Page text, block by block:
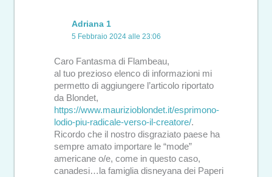
Adriana 1
5 Febbraio 2024 alle 23:06
Caro Fantasma di Flambeau,
al tuo prezioso elenco di informazioni mi
permetto di aggiungere l’articolo riportato
da Blondet,
https://www.maurizioblondet.it/esprimono-
lodio-piu-radicale-verso-il-creatore/.
Ricordo che il nostro disgraziato paese ha
sempre amato importare le “mode”
americane o/e, come in questo caso,
canadesi…la famiglia disneyana dei Paperi